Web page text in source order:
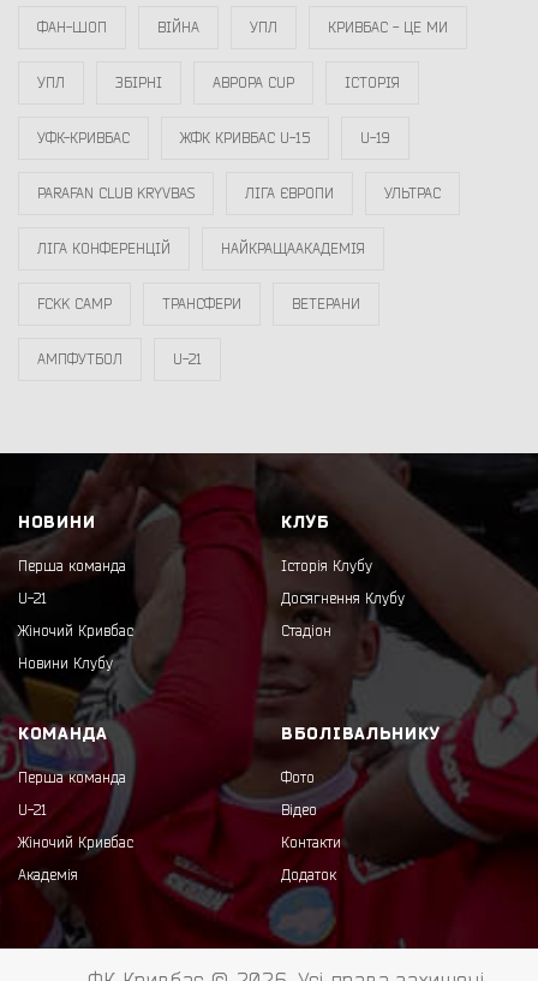
ФАН-ШОП ВІЙНА УПЛ КРИВБАС - ЦЕ МИ
УПЛ ЗБІРНІ АВРОРА CUP ІСТОРІЯ
УФК-КРИВБАС ЖФК КРИВБАС U-15 U-19
PARAFAN CLUB KRYVBAS ЛІГА ЄВРОПИ УЛЬТРАС
ЛІГА КОНФЕРЕНЦІЙ НАЙКРАЩААКАДЕМІЯ
FCKK CAMP ТРАНСФЕРИ ВЕТЕРАНИ
АМПФУТБОЛ U-21
НОВИНИ
Перша команда
U-21
Жіночий Кривбас
Новини Клубу
КЛУБ
Історія Клубу
Досягнення Клубу
Стадіон
КОМАНДА
Перша команда
U-21
Жіночий Кривбас
Академія
ВБОЛІВАЛЬНИКУ
Фото
Відео
Контакти
Додаток